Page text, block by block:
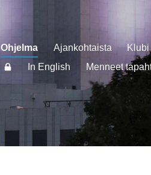
Ohjelma Ajankohtaista Klubi
In English Menneet